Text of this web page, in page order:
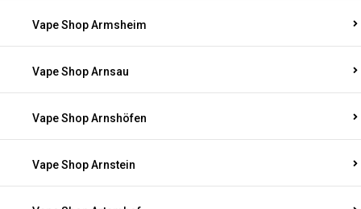
Vape Shop Armsheim
Vape Shop Arnsau
Vape Shop Arnshöfen
Vape Shop Arnstein